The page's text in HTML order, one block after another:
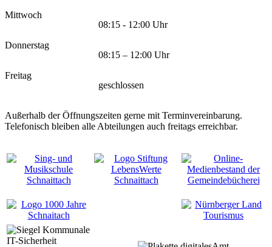
Mittwoch
08:15 - 12:00 Uhr
Donnerstag
08:15 – 12:00 Uhr
Freitag
geschlossen
Außerhalb der Öffnungszeiten gerne mit Terminvereinbarung.
Telefonisch bleiben alle Abteilungen auch freitags erreichbar.